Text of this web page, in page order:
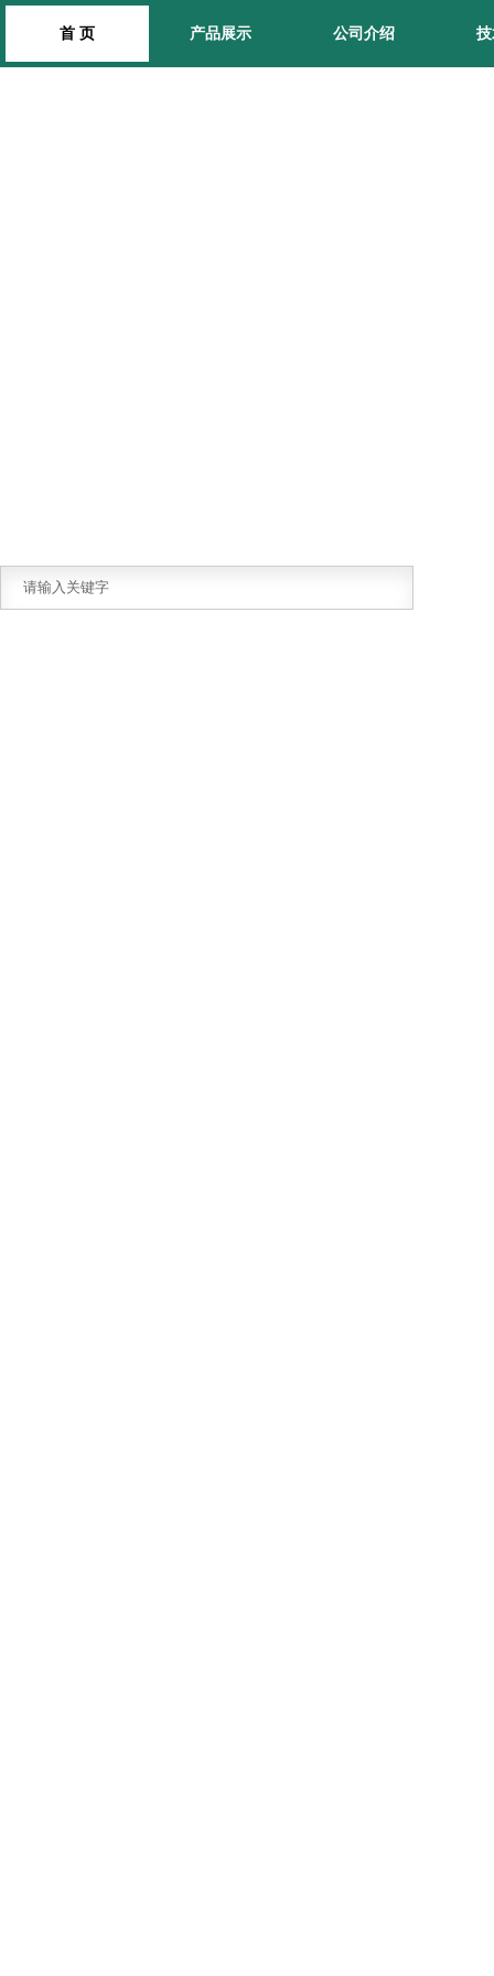
首 页 产品展示 公司介绍